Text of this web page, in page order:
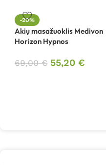
-20%
Akių masažuoklis Medivon
Horizon Hypnos
69,00€ 55,20 €